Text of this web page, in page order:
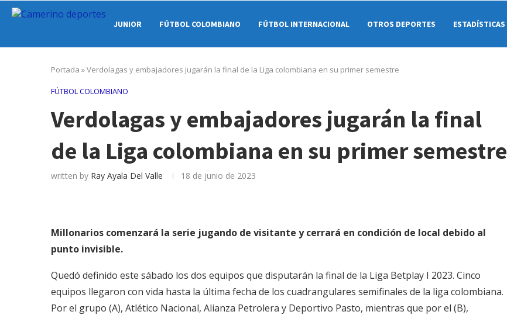
JUNIOR FÚTBOL COLOMBIANO FÚTBOL INTERNACIONAL OTROS DEPORTES ESTADÍSTICAS
Portada »Verdolagas y embajadores jugarán la final de la Liga colombiana en su primer semestre
FÚTBOL COLOMBIANO
Verdolagas y embajadores jugarán la final
de la Liga colombiana en su primer semestre
written by Ray Ayala Del Valle 18 de junio de 2023
Millonarios comenzará la serie jugando de visitante y cerrará en condición de local debido al
punto invisible.
Quedó definido este sábado los dos equipos que disputarán la final de la Liga Betplay I 2023. Cinco
equipos llegaron con vida hasta la última fecha de los cuadrangulares semifinales de la liga colombiana.
Por el grupo (A), Atlético Nacional, Alianza Petrolera y Deportivo Pasto, mientras que por el (B),